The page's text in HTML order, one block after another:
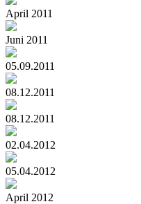
April 2011
Juni 2011
05.09.2011
08.12.2011
08.12.2011
02.04.2012
05.04.2012
April 2012